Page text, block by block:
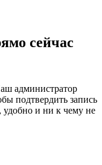
сейчас
администратор
подтвердить запись
удобно и ни к чему не